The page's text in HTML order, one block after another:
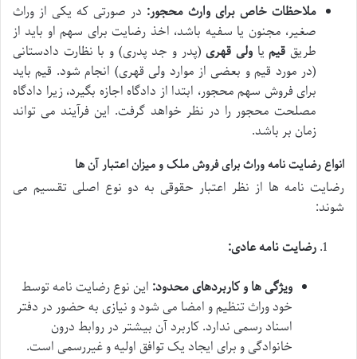
ملاحظات خاص برای وارث محجور: در صورتی که یکی از وراث
صغیر، مجنون یا سفیه باشد، اخذ رضایت برای سهم او باید از
طریق قیمیا ولی قهری(پدر و جد پدری) و با نظارت دادستانی
(در مورد قیم و بعضی از موارد ولی قهری) انجام شود. قیم باید
برای فروش سهم محجور، ابتدا از دادگاه اجازه بگیرد، زیرا دادگاه
مصلحت محجور را در نظر خواهد گرفت. این فرآیند می تواند
زمان بر باشد.
انواع رضایت نامه وراث برای فروش ملک و میزان اعتبار آن ها
رضایت نامه ها از نظر اعتبار حقوقی به دو نوع اصلی تقسیم می
شوند:
رضایت نامه عادی:
ویژگی ها و کاربردهای محدود: این نوع رضایت نامه توسط
خود وراث تنظیم و امضا می شود و نیازی به حضور در دفتر
اسناد رسمی ندارد. کاربرد آن بیشتر در روابط درون
خانوادگی و برای ایجاد یک توافق اولیه و غیررسمی است.